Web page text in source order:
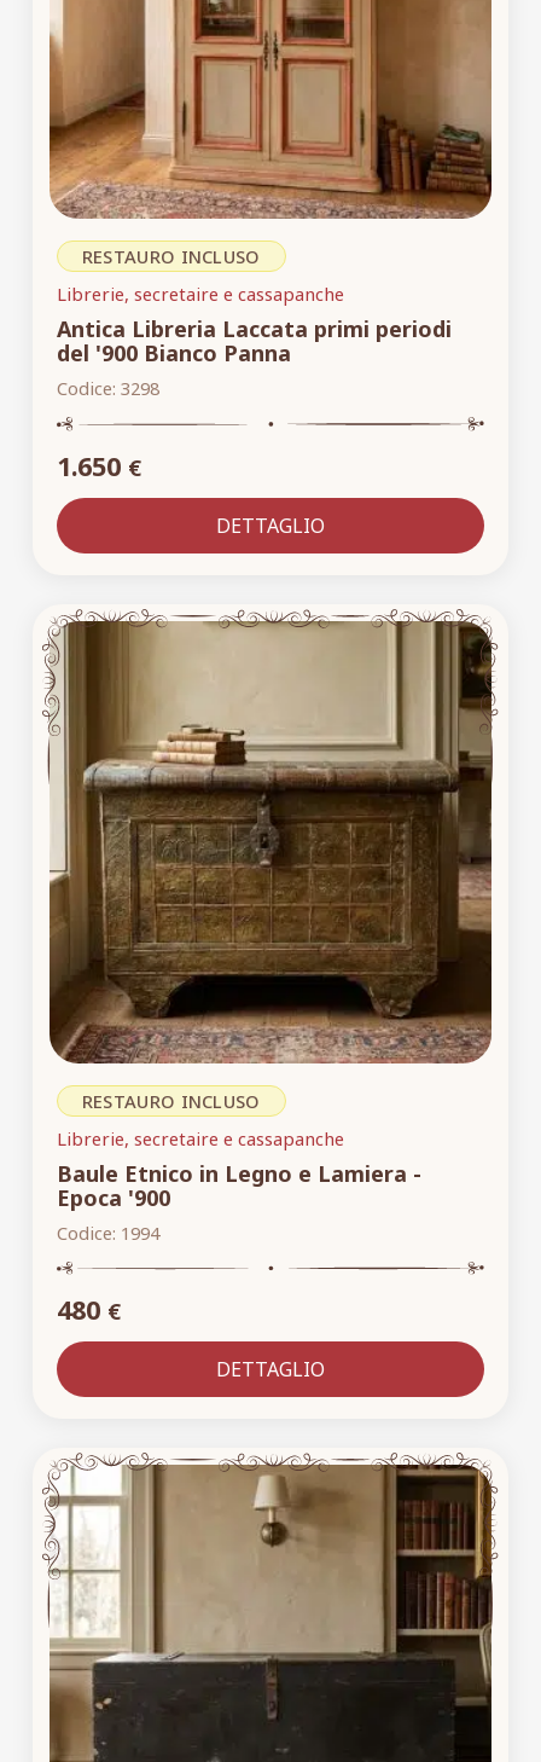
RESTAURO INCLUSO
Librerie, secretaire e cassapanche
Antica Libreria Laccata primi periodi
del '900 Bianco Panna
Codice: 3298
1.650 €
DETTAGLIO
RESTAURO INCLUSO
Librerie, secretaire e cassapanche
Baule Etnico in Legno e Lamiera -
Epoca '900
Codice: 1994
480 €
DETTAGLIO